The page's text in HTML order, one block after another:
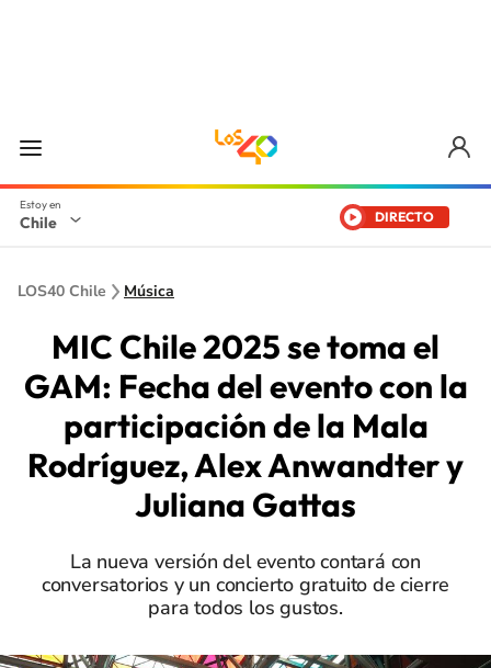
Chile DIRECTO
LOS40 Chile Música
MIC Chile 2025 se toma el
GAM: Fecha del evento con la
participación de la Mala
Rodríguez, Alex Anwandter y
Juliana Gattas
La nueva versión del evento contará con
conversatorios y un concierto gratuito de cierre
para todos los gustos.